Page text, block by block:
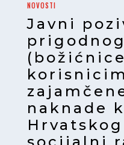
NOVOSTI
Javni
naknade